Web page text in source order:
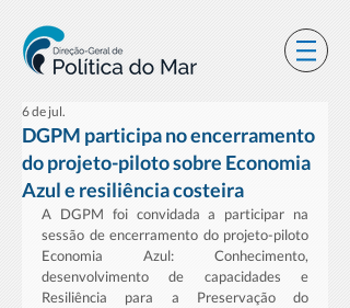
DGPM participa no encerramento
do projeto-piloto sobre Economia
Azul e resiliência costeira
6 de jul.
A DGPM foi convidada a participar na
sessão de encerramento do projeto-piloto
Economia Azul: Conhecimento,
desenvolvimento de capacidades e
Resiliência para a Preservação do